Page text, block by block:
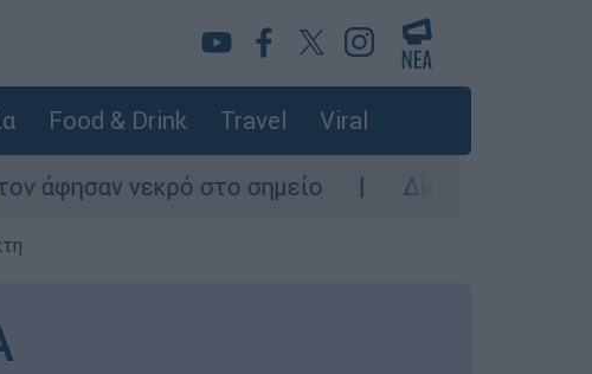
Food & Drink Travel Viral
στο σημείο Δίωξη για ανθρωποκτονία από